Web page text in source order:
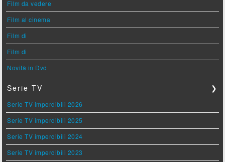
Film da vedere
Film al cinema
Film di
Film di
Novità in Dvd
Serie TV ❯
Serie TV imperdibili 2026
Serie TV imperdibili 2025
Serie TV imperdibili 2024
Serie TV imperdibili 2023